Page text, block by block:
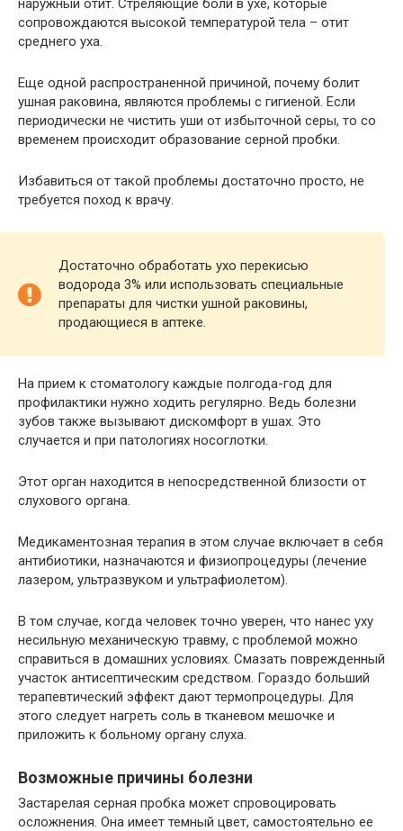
сопровождаются высокой температурой тела – отит
среднего уха.
Еще одной распространенной причиной, почему болит
ушная раковина, являются проблемы с гигиеной. Если
периодически не чистить уши от избыточной серы, то со
временем происходит образование серной пробки.
Избавиться от такой проблемы достаточно просто, не
требуется поход к врачу.
Достаточно обработать ухо перекисью
водорода 3% или использовать специальные
препараты для чистки ушной раковины,
продающиеся в аптеке.
На прием к стоматологу каждые полгода-год для
профилактики нужно ходить регулярно. Ведь болезни
зубов также вызывают дискомфорт в ушах. Это
случается и при патологиях носоглотки.
Этот орган находится в непосредственной близости от
слухового органа.
Медикаментозная терапия в этом случае включает в себя
антибиотики, назначаются и физиопроцедуры (лечение
лазером, ультразвуком и ультрафиолетом).
В том случае, когда человек точно уверен, что нанес уху
несильную механическую травму, с проблемой можно
справиться в домашних условиях. Смазать поврежденный
участок антисептическим средством. Гораздо больший
терапевтический эффект дают термопроцедуры. Для
этого следует нагреть соль в тканевом мешочке и
приложить к больному органу слуха.
Возможные причины болезни
Застарелая серная пробка может спровоцировать
осложнения. Она имеет темный цвет, самостоятельно ее